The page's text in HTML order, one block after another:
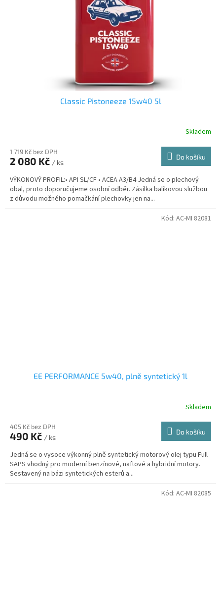
Classic Pistoneeze 15w40 5l
Skladem
1 719 Kč bez DPH
2 080 Kč / ks
Do košíku
VÝKONOVÝ PROFIL:• API SL/CF • ACEA A3/B4 Jedná se o plechový
obal, proto doporučujeme osobní odběr. Zásilka balíkovou službou
z důvodu možného pomačkání plechovky jen na...
EE PERFORMANCE 5w40, plně syntetický 1l
Skladem
405 Kč bez DPH
490 Kč / ks
Do košíku
Jedná se o vysoce výkonný plně syntetický motorový olej typu Full
SAPS vhodný pro moderní benzínové, naftové a hybridní motory.
Sestavený na bázi syntetických esterů a...
Kód: AC-MI 82081
Kód: AC-MI 82085